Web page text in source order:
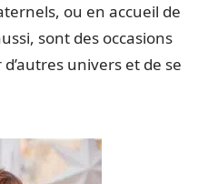
ou en accueil de
sont des occasions
univers et de se